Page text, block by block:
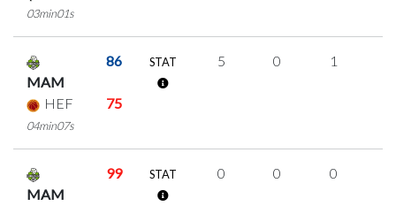
03min01s
MAM
86
HEF 75
04min07s
STAT 5 0 1
MAM
99 STAT 0 0 0